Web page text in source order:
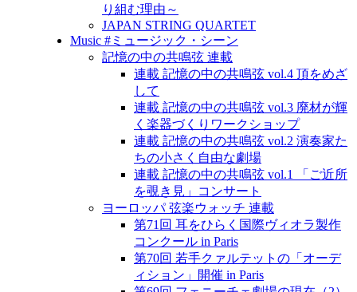
り組む理由～
JAPAN STRING QUARTET
Music #ミュージック・シーン
記憶の中の共鳴弦 連載
連載 記憶の中の共鳴弦 vol.4 頂をめざ
して
連載 記憶の中の共鳴弦 vol.3 廃材が輝
く楽器づくりワークショップ
連載 記憶の中の共鳴弦 vol.2 演奏家た
ちの小さく自由な劇場
連載 記憶の中の共鳴弦 vol.1 「ご近所
を覗き見」コンサート
ヨーロッパ 弦楽ウォッチ 連載
第71回 耳をひらく国際ヴィオラ製作
コンクール in Paris
第70回 若手クァルテットの「オーデ
ィション」開催 in Paris